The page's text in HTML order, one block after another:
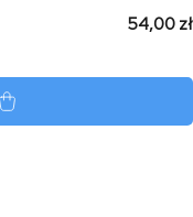
54,00 zł